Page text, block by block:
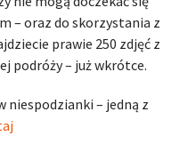
– oraz do skorzystania z
prawie 250 zdjęć z
podróży – już wkrótce.
niespodzianki – jedną z